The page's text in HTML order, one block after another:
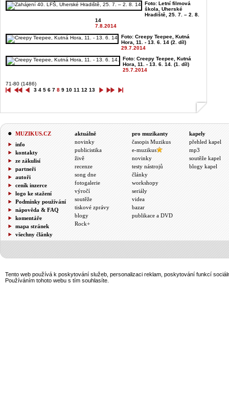
Foto: Letní filmová
škola, Uherské
Hradiště, 25. 7. – 2. 8.
14
7.8.2014
Foto: Creepy Teepee, Kutná
Hora, 11. - 13. 6. 14 (2. díl)
29.7.2014
Foto: Creepy Teepee, Kutná
Hora, 11. - 13. 6. 14. (1. díl)
25.7.2014
71-80 (1486)
3 4 5 6 7 8 9 10 11 12 13
MUZIKUS.CZ
info
kontakty
ze zákulisí
partneři
autoři
ceník inzerce
logo ke stažení
Podmínky používání
nápověda & FAQ
komentáře
mapa stránek
všechny články
aktuálně
novinky
publicistika
živě
recenze
song dne
fotogalerie
výročí
soutěže
tiskové zprávy
blogy
Rock+
pro muzikanty
časopis Muzikus
e-muzikus
novinky
testy nástrojů
články
workshopy
seriály
videa
bazar
publikace a DVD
kapely
přehled kapel
mp3
soutěže kapel
blogy kapel
Tento web používá k poskytování služeb, personalizaci reklam, poskytování funkcí
Používáním tohoto webu s tím souhlasíte.